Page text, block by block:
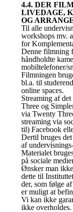
4.4. DER
LIVEDAGE,
OG
Til alle
workshops mv.
for
Denne filmning
håndholdte
mobiltelefoner/
Filmningen
bl.a. til
online spaces.
Streaming af
Three og
via Twenty
streaming via
til) Facebook
Dertil bruges
af
Materialet
på sociale
Ønsker man
dette til
der, som følge
er muligt at
Vi kan ikke
ikke overholdes.